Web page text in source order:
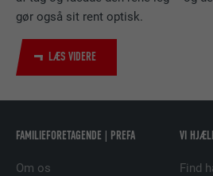
gør også sit rent optisk.
LÆS VIDERE
FAMILIEFORETAGENDE | PREFA
Om os
VI
Find
NAVN bscookie
UDBYDER LinkedIn
FORLØB 2 år
FORMÅL
LinkedIn til at spore